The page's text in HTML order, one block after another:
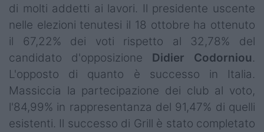
Rugby in TV
Mercato
Serie A Elite
Campionati
Serie A
di molti addetti ai lavori. Il presidente uscente
nelle elezioni tenutesi il 18 ottobre ha ottenuto
il 67,22% dei voti rispetto al 32,78% del
candidato d'opposizione Didier Codorniou.
L'opposto di quanto è successo in Italia.
Massiccia la partecipazione dei club al voto,
l'84,99% in rappresentanza del 91,47% di quelli
esistenti. Il successo di Grill è stato completato